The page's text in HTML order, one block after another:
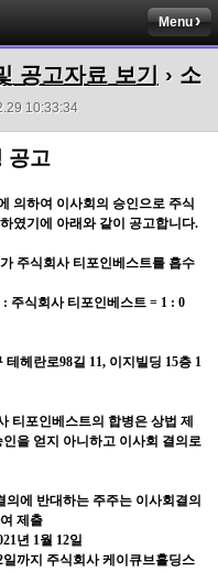
Menu
공고자료 보기
› 소
10:33:34
공고
의하여 이사회의 승인으로 주식
였기에 아래와 같이 공고합니다.
주식회사 티포인베스트를 흡수
: 주식회사 티포인베스트 = 1 : 0
테헤란로98길 11, 이지빌딩 15층 1
티포인베스트의 합병은 상법 제
인을 얻지 아니하고 이사회 결의로
의에 반대하는 주주는 이사회결의
제출
년 1월 12일
일까지 주식회사 케이큐브홀딩스